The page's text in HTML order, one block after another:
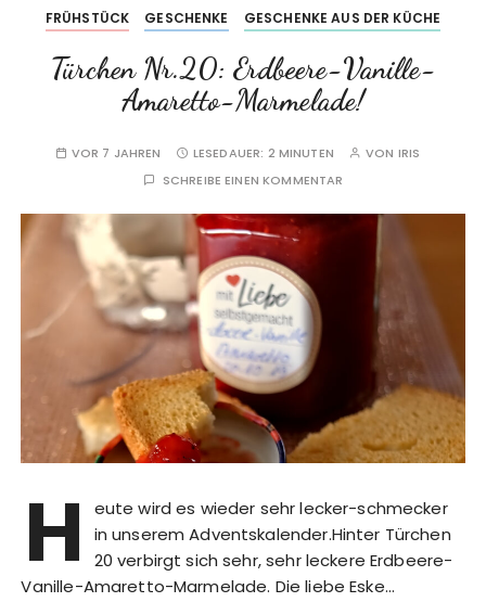
FRÜHSTÜCK GESCHENKE GESCHENKE AUS DER KÜCHE
Türchen Nr.20: Erdbeere-Vanille-
Amaretto-Marmelade!
VOR 7 JAHREN LESEDAUER: 2 MINUTEN VON IRIS
SCHREIBE EINEN KOMMENTAR
H
eute wird es wieder sehr lecker-schmecker
in unserem Adventskalender.Hinter Türchen
20 verbirgt sich sehr, sehr leckere Erdbeere-
Vanille-Amaretto-Marmelade. Die liebe Eske…